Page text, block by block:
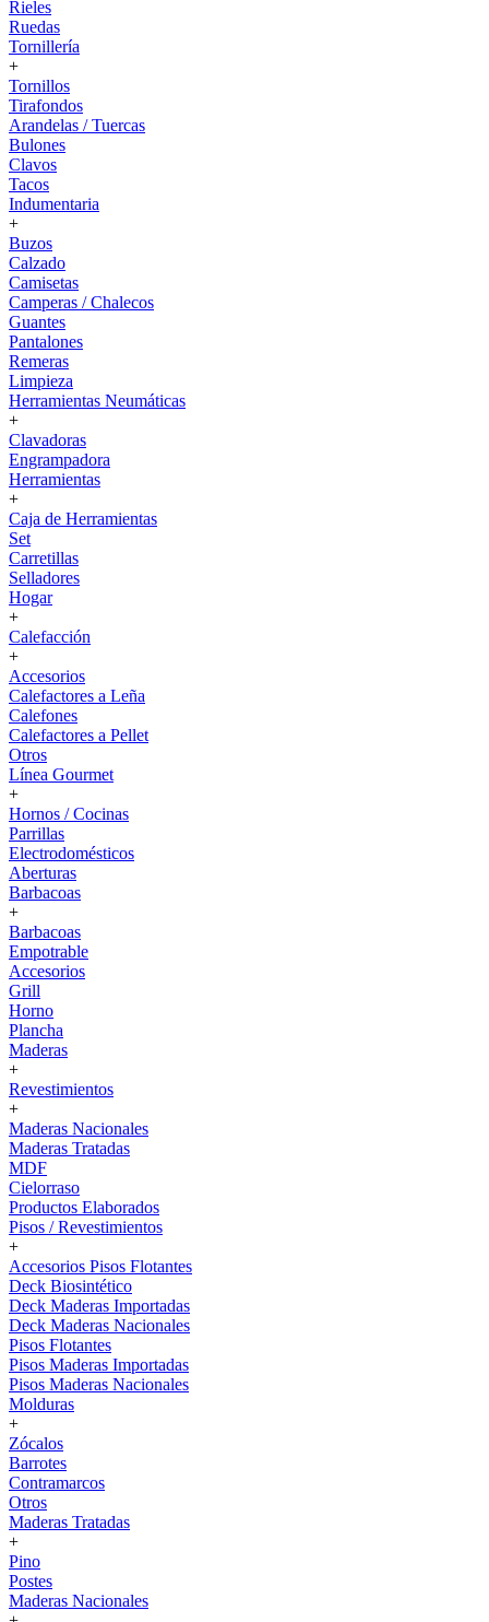
Rieles
Ruedas
Tornillería
+
Tornillos
Tirafondos
Arandelas / Tuercas
Bulones
Clavos
Tacos
Indumentaria
+
Buzos
Calzado
Camisetas
Camperas / Chalecos
Guantes
Pantalones
Remeras
Limpieza
Herramientas Neumáticas
+
Clavadoras
Engrampadora
Herramientas
+
Caja de Herramientas
Set
Carretillas
Selladores
Hogar
+
Calefacción
+
Accesorios
Calefactores a Leña
Calefones
Calefactores a Pellet
Otros
Línea Gourmet
+
Hornos / Cocinas
Parrillas
Electrodomésticos
Aberturas
Barbacoas
+
Barbacoas
Empotrable
Accesorios
Grill
Horno
Plancha
Maderas
+
Revestimientos
+
Maderas Nacionales
Maderas Tratadas
MDF
Cielorraso
Productos Elaborados
Pisos / Revestimientos
+
Accesorios Pisos Flotantes
Deck Biosintético
Deck Maderas Importadas
Deck Maderas Nacionales
Pisos Flotantes
Pisos Maderas Importadas
Pisos Maderas Nacionales
Molduras
+
Zócalos
Barrotes
Contramarcos
Otros
Maderas Tratadas
+
Pino
Postes
Maderas Nacionales